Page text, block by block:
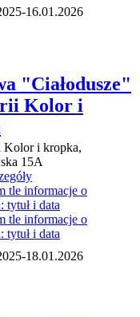
16.01.2026
"Ciałodusze"
Kolor i
Kolor i kropka,
15A
18.01.2026